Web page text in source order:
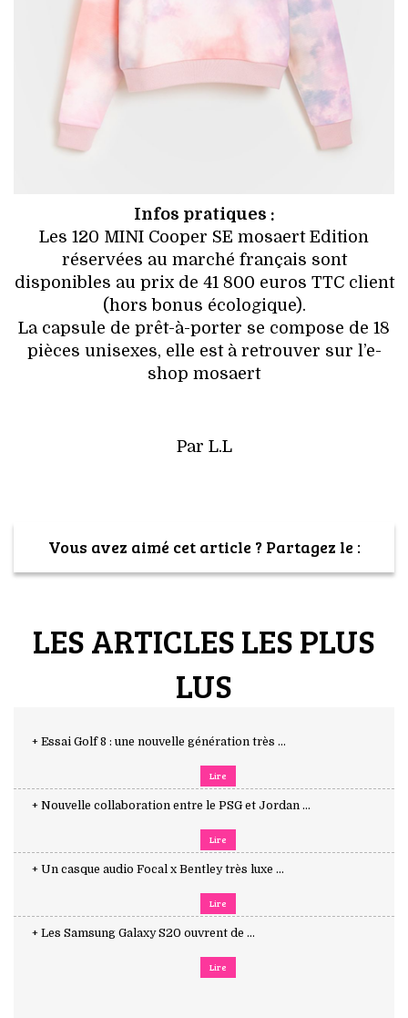
Infos pratiques :
Les 120 MINI Cooper SE mosaert Edition
réservées au marché français sont
disponibles au prix de 41 800 euros TTC client
(hors bonus écologique).
La capsule de prêt-à-porter se compose de 18
pièces unisexes, elle est à retrouver sur l’e-
shop mosaert
Par L.L
Vous avez aimé cet article ? Partagez le :
LES ARTICLES LES PLUS
LUS
+ Essai Golf 8 : une nouvelle génération très ...
Lire
+ Nouvelle collaboration entre le PSG et Jordan ...
Lire
+ Un casque audio Focal x Bentley très luxe ...
Lire
+ Les Samsung Galaxy S20 ouvrent de ...
Lire